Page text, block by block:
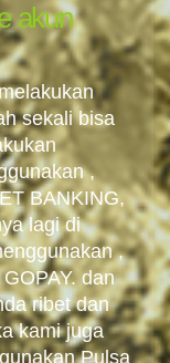
akun
sekali bisa
,
BANKING,
lagi di
,
dan
ribet dan
kami juga
Pulsa